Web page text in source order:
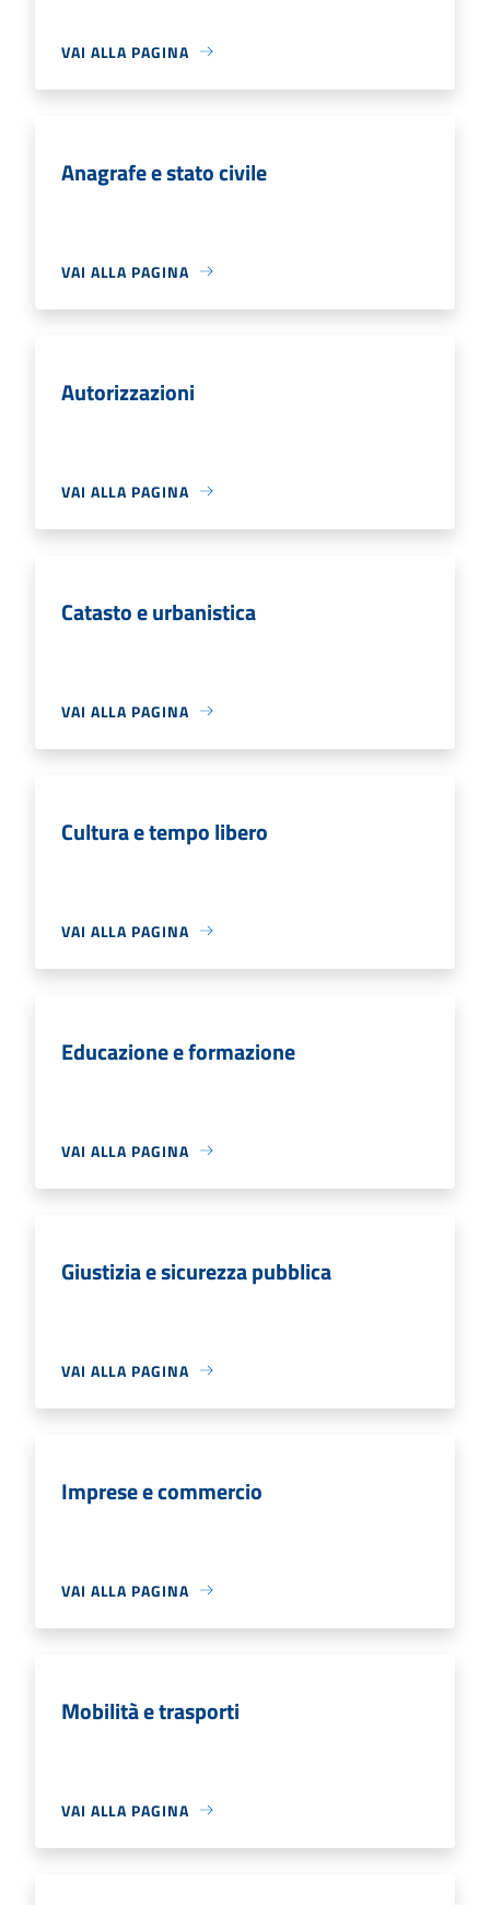
VAI ALLA PAGINA
Anagrafe e stato civile
VAI ALLA PAGINA
Autorizzazioni
VAI ALLA PAGINA
Catasto e urbanistica
VAI ALLA PAGINA
Cultura e tempo libero
VAI ALLA PAGINA
Educazione e formazione
VAI ALLA PAGINA
Giustizia e sicurezza pubblica
VAI ALLA PAGINA
Imprese e commercio
VAI ALLA PAGINA
Mobilità e trasporti
VAI ALLA PAGINA